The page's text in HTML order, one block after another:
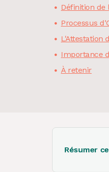
Définition de
Processus
L'Attestation
Importance
À retenir
Résumer